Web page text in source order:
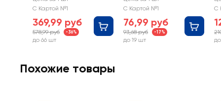
С Картой №1
369,99 руб
578,99 руб -36%
до 66 шт
желейной
вкусом вишни
С Картой №1
76,99 руб
93,68 руб -17%
до 19 шт
С
Похожие товары